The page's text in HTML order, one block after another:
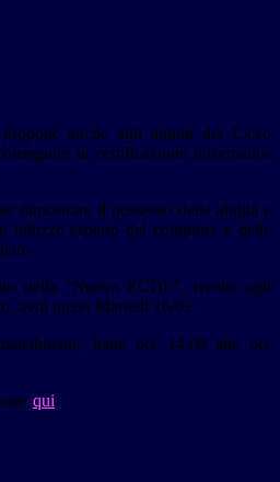
anche agli alunni del Liceo
la certificazione informatica
dimostrare il possesso delle abilità e
utilizzo esperto del computer e delle
della "Nuova ECDL", rivolto agli
avrà inizio Martedì 16/02.
dalle ore 14.00 alle ore
qui